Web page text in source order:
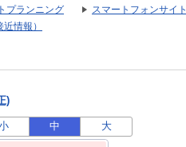
プランニング
スマートフォンサイト
情報）
)
中 大